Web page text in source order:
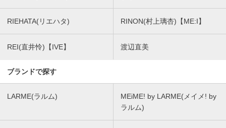
RIEHATA(リエハタ) RINON(村上璃杏)【ME:I】
REI(直井怜)【IVE】 渡辺直美
ブランドで探す
LARME(ラルム)
MEiME! by LARME(メイメ! by
ラルム)